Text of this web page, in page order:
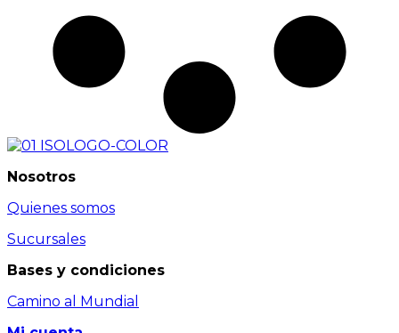
Nosotros
Quienes somos
Sucursales
Bases y condiciones
Camino al Mundial